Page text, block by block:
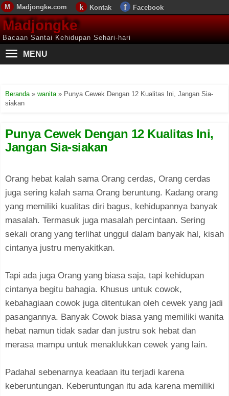
Madjongke.com Kontak Facebook
Madjongke
Bacaan Santai Kehidupan Sehari-hari
MENU
Beranda» wanita» Punya Cewek Dengan 12 Kualitas Ini, Jangan Sia-
siakan
Punya Cewek Dengan 12 Kualitas Ini,
Jangan Sia-siakan
Orang hebat kalah sama Orang cerdas, Orang cerdas
juga sering kalah sama Orang beruntung. Kadang orang
yang memiliki kualitas diri bagus, kehidupannya banyak
masalah. Termasuk juga masalah percintaan. Sering
sekali orang yang terlihat unggul dalam banyak hal, kisah
cintanya justru menyakitkan.
Tapi ada juga Orang yang biasa saja, tapi kehidupan
cintanya begitu bahagia. Khusus untuk cowok,
kebahagiaan cowok juga ditentukan oleh cewek yang jadi
pasangannya. Banyak Cowok biasa yang memiliki wanita
hebat namun tidak sadar dan justru sok hebat dan
merasa mampu untuk menaklukkan cewek yang lain.
Padahal sebenarnya keadaan itu terjadi karena
keberuntungan. Keberuntungan itu ada karena memiliki